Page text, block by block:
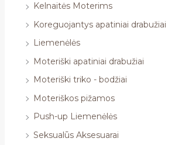
Kelnaitės Moterims
Koreguojantys apatiniai drabužiai
Liemenėlės
Moteriški apatiniai drabužiai
Moteriški triko - bodžiai
Moteriškos pižamos
Push-up Liemenėlės
Seksualūs Aksesuarai